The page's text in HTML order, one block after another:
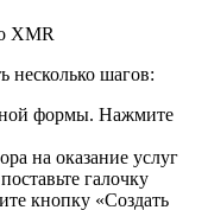
XMR
несколько шагов:
формы. Нажмите
на оказание услуг
галочку
кнопку «Создать